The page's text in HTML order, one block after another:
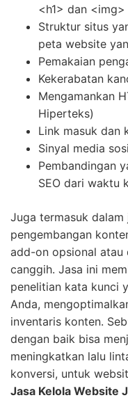
<h1> dan <img>
Struktur situs
peta website
Pemakaian
Kekerabatan
Mengamankan
Hiperteks)
Link masuk dan
Sinyal media
Pembandingan
SEO dari waktu
Juga termasuk dalam
pengembangan
add-on opsional atau
canggih. Jasa ini
penelitian kata kunci
Anda,
inventaris konten.
dengan baik bisa
meningkatkan lalu
konversi, untuk
Jasa Kelola Website